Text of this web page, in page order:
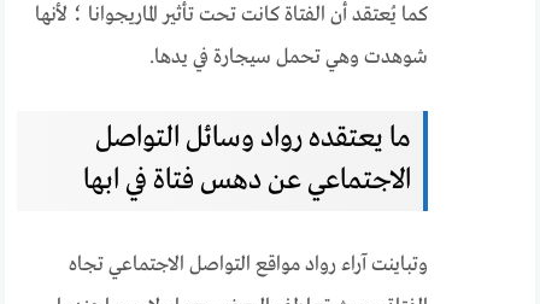
كما يُعتقد أن الفتاة كانت تحت تأثير الماريجوانا ؛ لأنها
شوهدت وهي تحمل سيجارة في يدها.
ما يعتقده رواد وسائل التواصل
الاجتماعي عن دهس فتاة في ابها
وتباينت آراء رواد مواقع التواصل الاجتماعي تجاه